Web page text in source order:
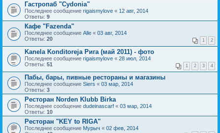
Гастропаб "Cydonia"
Последнее сообщение rigaismylove « 12 авг, 2014
Ответы: 9
Кафе "Fazenda"
Последнее сообщение Alle « 03 авг, 2014
Ответы: 20 1 2
Kanela Konditoreja Рига (май 2011) - фото
Последнее сообщение rigaismylove « 28 июл, 2014
Ответы: 51 1 2 3 4
Пабы, бары, пивные рестораны и магазины
Последнее сообщение Siers « 03 мар, 2014
Ответы: 3
Ресторан Norden Klubb Birka
Последнее сообщение dudeinascarf « 03 мар, 2014
Ответы: 10
Ресторан "KEY to RIGA"
Последнее сообщение Мурыч « 02 фев, 2014